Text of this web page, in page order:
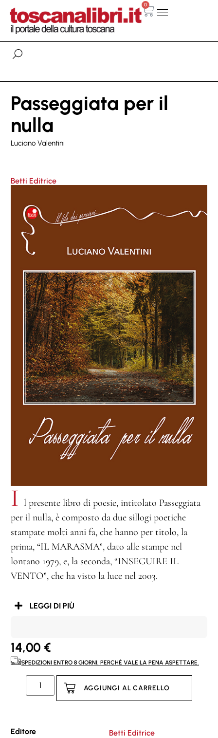
0
Passeggiata per il
nulla
Luciano Valentini
Betti Editrice
I l presente libro di poesie, intitolato Passeggiata
per il nulla, è composto da due sillogi poetiche
stampate molti anni fa, che hanno per titolo, la
prima, “IL MARASMA”, dato alle stampe nel
lontano 1979, e, la seconda, “INSEGUIRE IL
VENTO”, che ha visto la luce nel 2003.
LEGGI DI PIÙ
14,00 €
SPEDIZIONI ENTRO 8 GIORNI. PERCHÉ VALE LA PENA ASPETTARE.
AGGIUNGI AL CARRELLO
Editore
Betti Editrice